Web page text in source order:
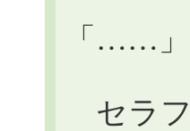
「……」
セラフ